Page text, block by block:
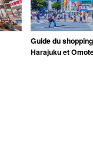
Guide du
Harajuku et